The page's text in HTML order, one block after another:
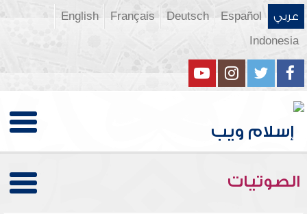
عربي Español
Deutsch
Français
English
Indonesia
الصوتيات